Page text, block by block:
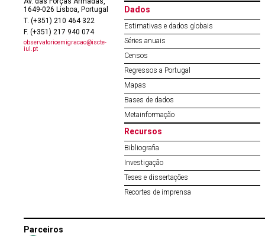
1649-026 Lisboa, Portugal
T. (+351) 210 464 322
F. (+351) 217 940 074
observatorioemigracao@iscte-
iul.pt
Dados
Estimativas e dados globais
Séries anuais
Censos
Regressos a Portugal
Mapas
Bases de dados
Metainformação
Recursos
Bibliografia
Investigação
Teses e dissertações
Recortes de imprensa
Parceiros